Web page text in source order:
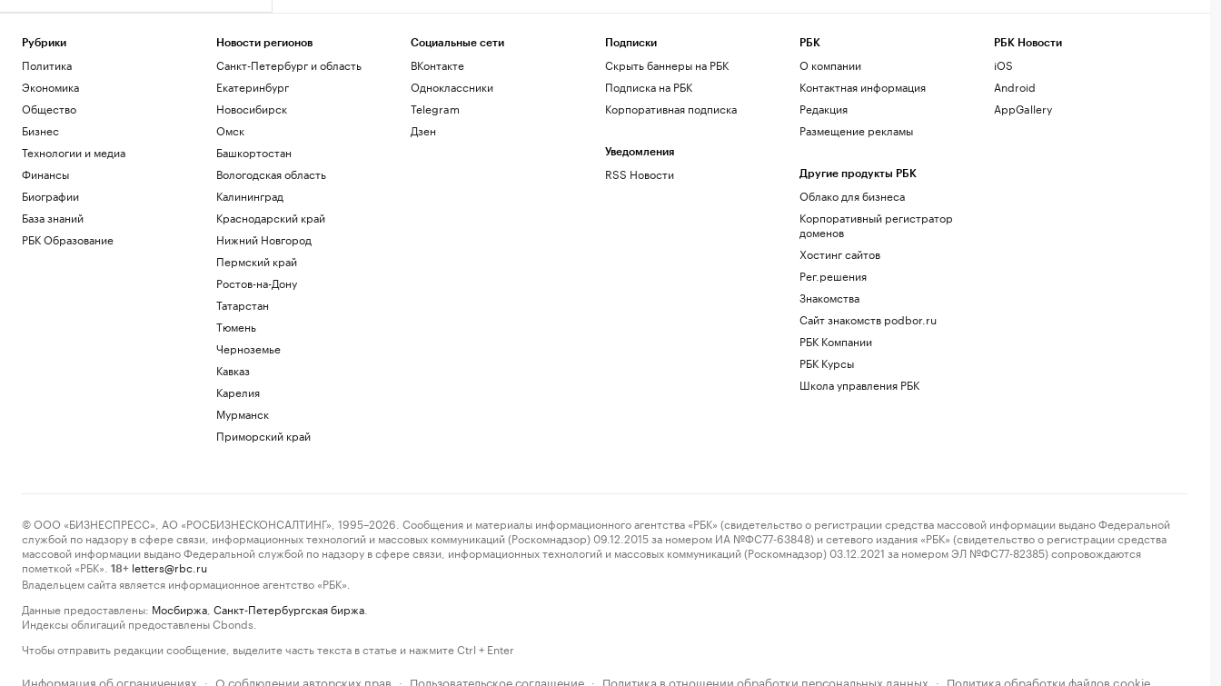
Рубрики
Политика
Экономика
Общество
Бизнес
Технологии и медиа
Финансы
Биографии
База знаний
РБК Образование
Новости регионов
Санкт-Петербург и область
Екатеринбург
Новосибирск
Омск
Башкортостан
Вологодская область
Калининград
Краснодарский край
Нижний Новгород
Пермский край
Ростов-на-Дону
Татарстан
Тюмень
Черноземье
Кавказ
Карелия
Мурманск
Приморский край
Социальные сети
ВКонтакте
Одноклассники
Telegram
Дзен
Подписки
Скрыть баннеры на РБК
Подписка на РБК
Корпоративная подписка
Уведомления
RSS Новости
РБК
О компании
Контактная информация
Редакция
Размещение рекламы
Другие продукты РБК
Облако для бизнеса
Корпоративный регистратор
доменов
Хостинг сайтов
Рег.решения
Знакомства
Сайт знакомств podbor.ru
РБК Компании
РБК Курсы
Школа управления РБК
РБК Новости
iOS
Android
AppGallery
© ООО «БИЗНЕСПРЕСС», АО «РОСБИЗНЕСКОНСАЛТИНГ», 1995–2026. Сообщения и материалы информационного агентства «РБК» (свидетельство о регистрации средства массовой информации выдано Федеральной
службой по надзору в сфере связи, информационных технологий и массовых коммуникаций (Роскомнадзор) 09.12.2015 за номером ИА №ФС77-63848) и сетевого издания «РБК» (свидетельство о регистрации средства
массовой информации выдано Федеральной службой по надзору в сфере связи, информационных технологий и массовых коммуникаций (Роскомнадзор) 03.12.2021 за номером ЭЛ №ФС77-82385) сопровождаются
пометкой «РБК».
18+ letters@rbc.ru
Владельцем сайта является информационное агентство «РБК».
Данные предоставлены: Мосбиржа Санкт-Петербургская биржа
Индексы облигаций предоставлены Cbonds.
Чтобы отправить редакции сообщение, выделите часть текста в статье и нажмите Ctrl + Enter
Информация об ограничениях · О соблюдении авторских прав · Пользовательское соглашение · Политика в отношении обработки персональных данных · Политика обработки файлов cookie